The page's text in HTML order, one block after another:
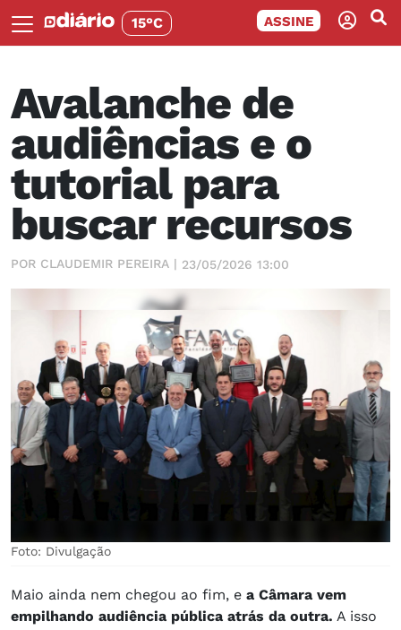
15°C ASSINE
Avalanche de
audiências e o
tutorial para
buscar recursos
POR CLAUDEMIR PEREIRA | 23/05/2026 13:00
Foto: Divulgação
Maio ainda nem chegou ao fim, e a Câmara vem
empilhando audiência pública atrás da outra. A isso